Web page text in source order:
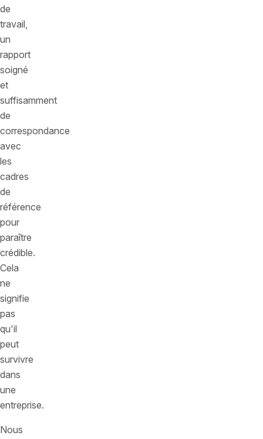
de
travail,
un
rapport
soigné
et
suffisamment
de
correspondance
avec
les
cadres
de
référence
pour
paraître
crédible.
Cela
ne
signifie
pas
qu'il
peut
survivre
dans
une
entreprise.
Nous